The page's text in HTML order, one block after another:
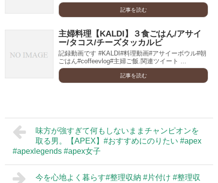
記事を読む
主婦料理【KALDI】３食ごはん/アサイ
ー/タコス/チーズタッカルビ
記録動画です #KALDI#料理動画#アサイーボウル#朝
ごはん#coffeevlog#主婦ご飯.関連ツイート ...
記事を読む
味方が強すぎて何もしないままチャンピオンを
取る男。【APEX】#おすすめにのりたい #apex
#apexlegends #apex女子
今を心地よく暮らす#整理収納 #片付け #整理収